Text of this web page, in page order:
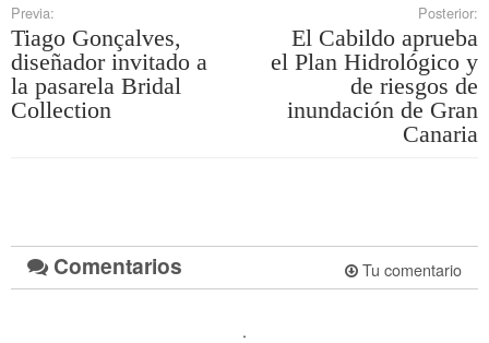
Previa:
Tiago Gonçalves,
diseñador invitado a
la pasarela Bridal
Collection
Posterior:
El Cabildo aprueba
el Plan Hidrológico y
de riesgos de
inundación de Gran
Canaria
Comentarios Tu comentario
.